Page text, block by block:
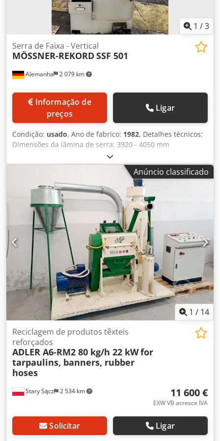
1 /3
Alemanha 2 079 km
Serra de Faixa - Vertical
MÖSSNER-REKORDSSF 501
preços
Ligar
Condição: usado, Ano de fabrico: 1982, Detalhes técnicos:
Dimensões da lâmina de serra: 3920 - 4050 mm
Profundidade de garganta: 500 mm Altura da peça de
trabalho: 400 mm Mesa inclinável: 15 - 30 graus Altura de
corte: 400 mm Velocidade da fita: 15 - 940 m/min
Chsdpfxsyzpkne Ahtoa Dimensão da mesa: 800 x 820 mm
Peso da máquina aprox.: 1000 kg Dimensões da máquina
aprox. CxLxA: 1,3 x 1,3 x 2,2 m
Anúncio classificado
1 / 14
Stary Sącz 2 534 km
Reciclagem de produtos têxteis
reforçados
ADLER A6-RM2 80 kg/h 22 kWfor
tarpaulins, banners, rubber
hoses
11 600 €
EXW VB acresce IVA
Solicitar Ligar